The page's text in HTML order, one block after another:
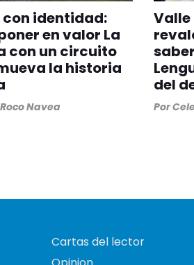
identidad:
en valor La
con un circuito
la historia
Navea
Valle
del
Por
Cartas del lector